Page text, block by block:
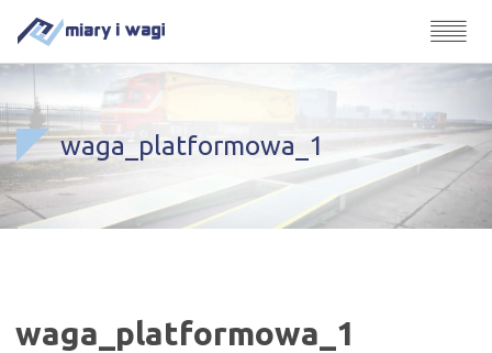
waga_platformowa_1
waga_platformowa_1